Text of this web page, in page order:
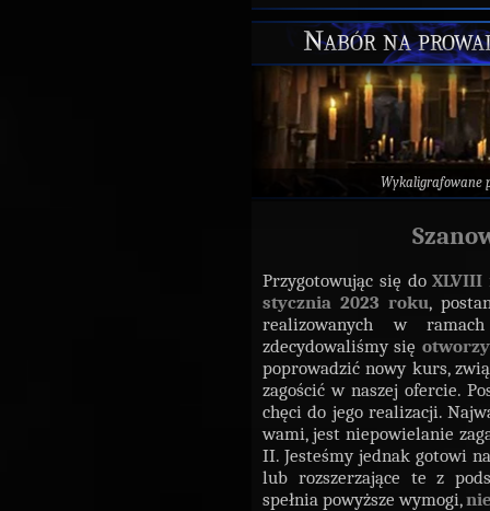
Nabór na
Wykaligrafowane
Przygotowując się doXLVIII
stycznia 2023 roku,
realizowanych w
zdecydowaliśmy się
poprowadzić nowy kurs,
zagościć w naszej ofercie.
chęci do jego realizacji.
wami, jest niepowielanie
II. Jesteśmy jednak gotowi
lub rozszerzające te z
spełnia powyższe wymogi,